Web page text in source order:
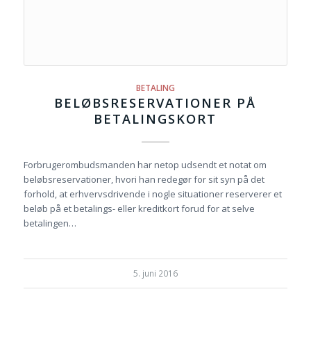
BETALING
BELØBSRESERVATIONER PÅ
BETALINGSKORT
Forbrugerombudsmanden har netop udsendt et notat om
beløbsreservationer, hvori han redegør for sit syn på det
forhold, at erhvervsdrivende i nogle situationer reserverer et
beløb på et betalings- eller kreditkort forud for at selve
betalingen…
5. juni 2016